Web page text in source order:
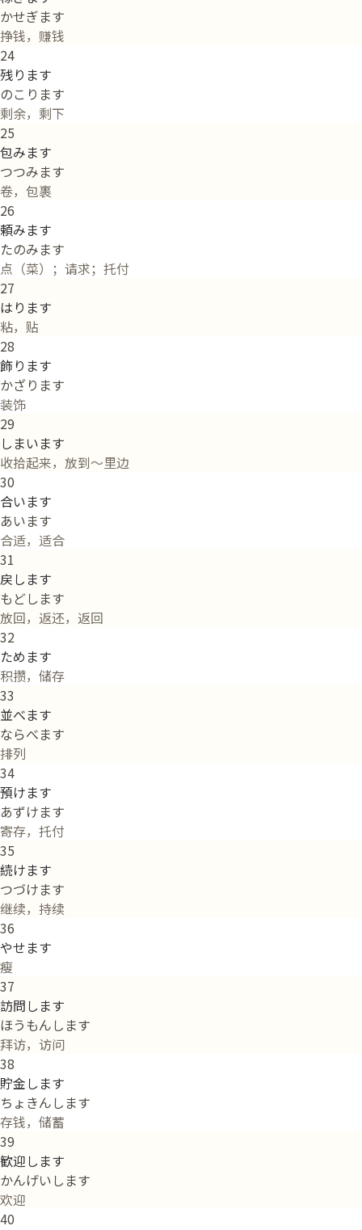
かせぎます
挣钱，赚钱
24
残ります
のこります
剩余，剩下
25
包みます
つつみます
卷，包裹
26
頼みます
たのみます
点（菜）；请求；托付
27
はります
粘，贴
28
飾ります
かざります
装饰
29
しまいます
收拾起来，放到～里边
30
合います
あいます
合适，适合
31
戻します
もどします
放回，返还，返回
32
ためます
积攒，储存
33
並べます
ならべます
排列
34
預けます
あずけます
寄存，托付
35
続けます
つづけます
继续，持续
36
やせます
瘦
37
訪問します
ほうもんします
拜访，访问
38
貯金します
ちょきんします
存钱，储蓄
39
歓迎します
かんげいします
欢迎
40